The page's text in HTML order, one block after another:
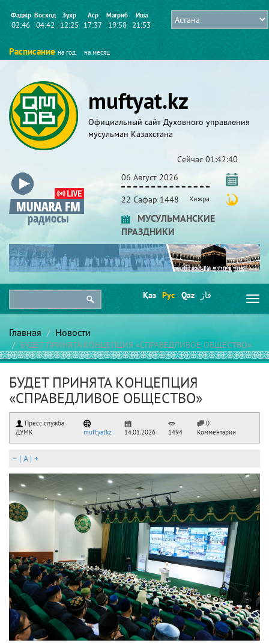
Фаджр
02:46
Восход
04:42
Зухр
12:25
Аср
17:37
Магриб
19:58
Иша
21:53
Расписание на год на месяц
muftyat.kz
Официальный сайт Духовного управления
мусульман Казахстана
Сейчас 01:42:41
06 Август 2026
22 Сафар 1448 Хижра
МУСУЛЬМАНСКИЕ
ПРАЗДНИКИ
Қаз Рус Qaz قاز
Главная Новости
БУДЕТ ПРИНЯТА КОНЦЕПЦИЯ «СПРАВЕДЛИВОЕ ОБЩЕСТВО»
БУДЕТ ПРИНЯТА КОНЦЕПЦИЯ
«СПРАВЕДЛИВОЕ ОБЩЕСТВО»
Пресс служба
ДУМК
muftyatkz 14.01.2026 1494
0
Комментарии
– | A| +